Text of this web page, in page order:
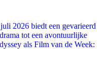
2026 biedt een gevarieerd
tot een avontuurlijke
als Film van de Week: